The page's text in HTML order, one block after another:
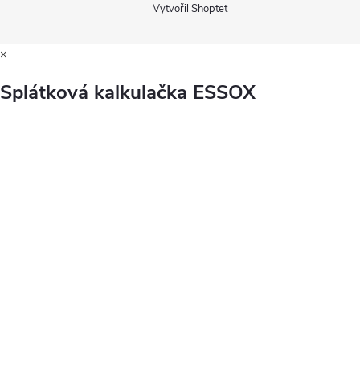
Vytvořil Shoptet
×
Splátková kalkulačka ESSOX